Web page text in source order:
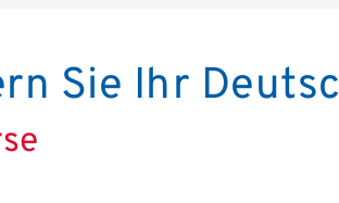
Sie Ihr